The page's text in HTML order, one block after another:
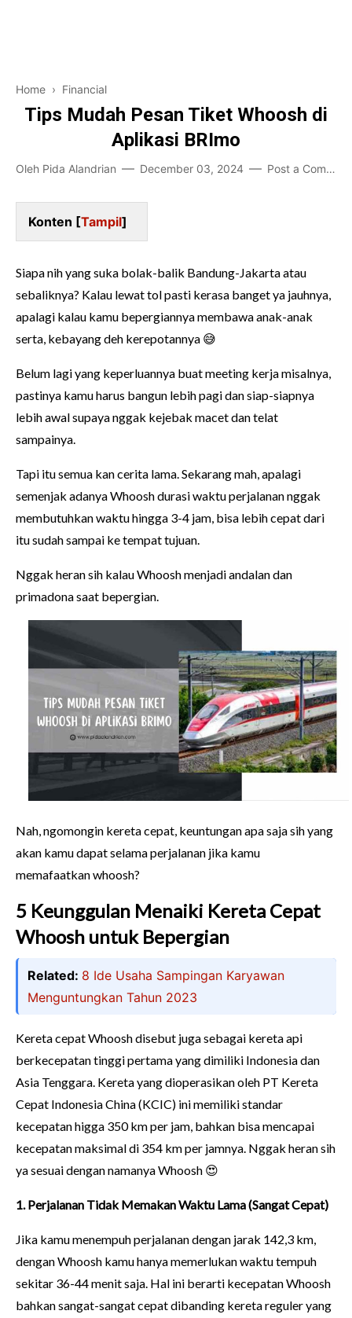
Game-Teknologi
Entertainment
Home › Financial
Tips Mudah Pesan Tiket Whoosh di
Aplikasi BRImo
Oleh Pida Alandrian December 03, 2024 Post a Comment
Konten [Tampil]
Siapa nih yang suka bolak-balik Bandung-Jakarta atau
sebaliknya? Kalau lewat tol pasti kerasa banget ya jauhnya,
apalagi kalau kamu bepergiannya membawa anak-anak
serta, kebayang deh kerepotannya 😅
Belum lagi yang keperluannya buat meeting kerja misalnya,
pastinya kamu harus bangun lebih pagi dan siap-siapnya
lebih awal supaya nggak kejebak macet dan telat
sampainya.
Tapi itu semua kan cerita lama. Sekarang mah, apalagi
semenjak adanya Whoosh durasi waktu perjalanan nggak
membutuhkan waktu hingga 3-4 jam, bisa lebih cepat dari
itu sudah sampai ke tempat tujuan.
Nggak heran sih kalau Whoosh menjadi andalan dan
primadona saat bepergian.
Nah, ngomongin kereta cepat, keuntungan apa saja sih yang
akan kamu dapat selama perjalanan jika kamu
memafaatkan whoosh?
5 Keunggulan Menaiki Kereta Cepat
Whoosh untuk Bepergian
Related: 8 Ide Usaha Sampingan Karyawan
Menguntungkan Tahun 2023
Kereta cepat Whoosh disebut juga sebagai kereta api
berkecepatan tinggi pertama yang dimiliki Indonesia dan
Asia Tenggara. Kereta yang dioperasikan oleh PT Kereta
Cepat Indonesia China (KCIC) ini memiliki standar
kecepatan higga 350 km per jam, bahkan bisa mencapai
kecepatan maksimal di 354 km per jamnya. Nggak heran sih
ya sesuai dengan namanya Whoosh 😍
1. Perjalanan Tidak Memakan Waktu Lama (Sangat Cepat)
Jika kamu menempuh perjalanan dengan jarak 142,3 km,
dengan Whoosh kamu hanya memerlukan waktu tempuh
sekitar 36-44 menit saja. Hal ini berarti kecepatan Whoosh
bahkan sangat-sangat cepat dibanding kereta reguler yang